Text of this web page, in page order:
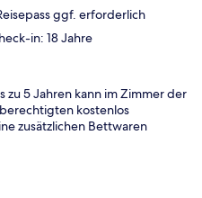
ggf. erforderlich
in: 18 Jahre
zu 5 Jahren kann im Zimmer der
kostenlos
zusätzlichen Bettwaren